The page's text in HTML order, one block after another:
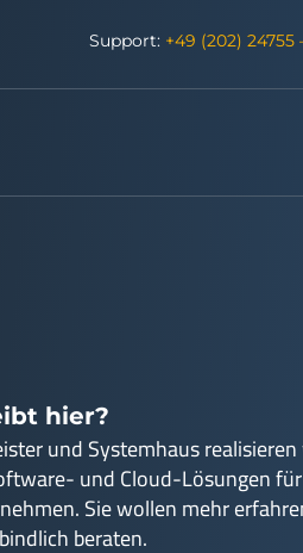
Support: +49 (202) 24755
hier?
und Systemhaus
und Cloud-Lösungen
Sie wollen mehr
beraten.